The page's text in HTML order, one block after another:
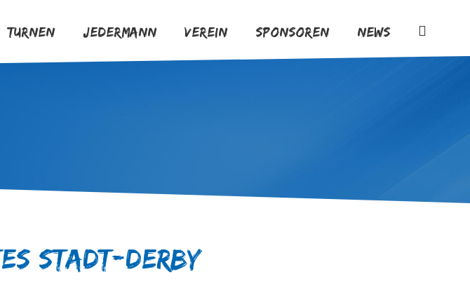
Turnen Jedermann Verein Sponsoren News
Stadt-Derby